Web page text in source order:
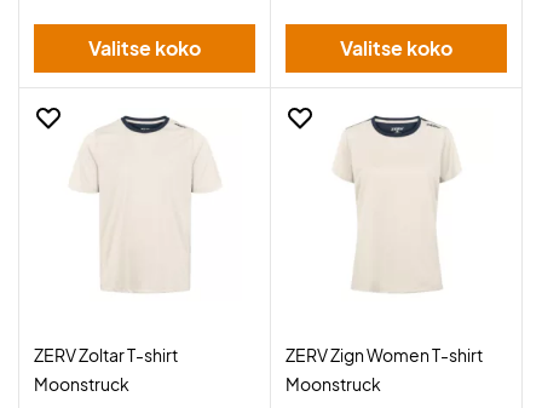
Valitse koko Valitse koko
ZERV Zoltar T-shirt
Moonstruck
ZERV Zign Women T-shirt
Moonstruck